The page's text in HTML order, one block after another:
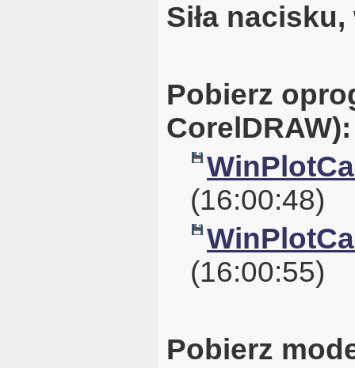
Siła
Pobierz
CorelDRAW):
(16:00:48)
(16:00:55)
Pobierz